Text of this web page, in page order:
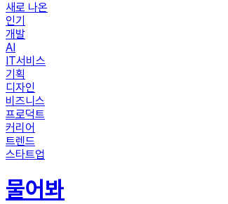
새로 나온
인기
개발
AI
IT서비스
기획
디자인
비즈니스
프로덕트
커리어
트렌드
스타트업
물어봐